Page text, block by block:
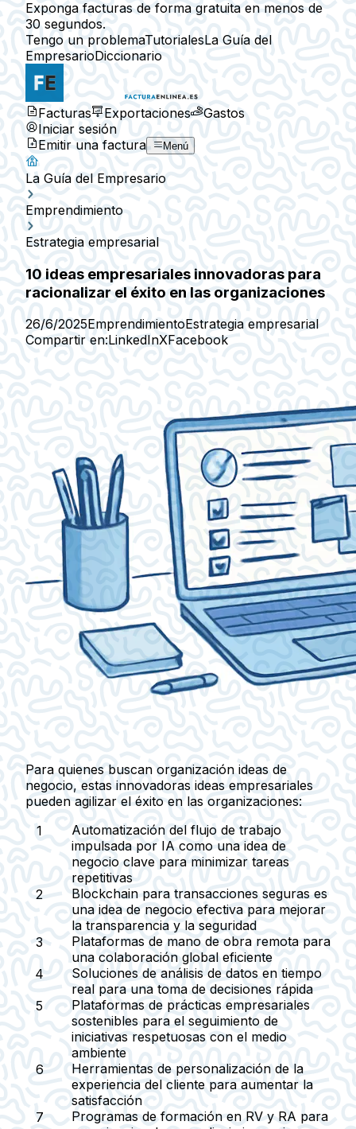
Exponga facturas de forma gratuita en menos de
30 segundos.
Tengo un problemaTutorialesLa Guía del
EmpresarioDiccionario
Facturas Exportaciones
Gastos
Iniciar sesión
Emitir una factura
Menú
La Guía del Empresario
Emprendimiento
Estrategia empresarial
10 ideas empresariales innovadoras para
racionalizar el éxito en las organizaciones
26/6/2025EmprendimientoEstrategia empresarial
Compartir en:LinkedInXFacebook
Para quienes buscan organización ideas de
negocio, estas innovadoras ideas empresariales
pueden agilizar el éxito en las organizaciones:
Automatización del flujo de trabajo
impulsada por IA como una idea de
negocio clave para minimizar tareas
repetitivas
Blockchain para transacciones seguras es
una idea de negocio efectiva para mejorar
la transparencia y la seguridad
Plataformas de mano de obra remota para
una colaboración global eficiente
Soluciones de análisis de datos en tiempo
real para una toma de decisiones rápida
Plataformas de prácticas empresariales
sostenibles para el seguimiento de
iniciativas respetuosas con el medio
ambiente
Herramientas de personalización de la
experiencia del cliente para aumentar la
satisfacción
Programas de formación en RV y RA para